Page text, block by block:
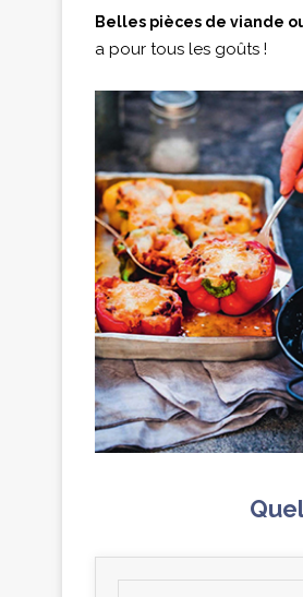
Belles pièces de viande
a pour tous les goûts !